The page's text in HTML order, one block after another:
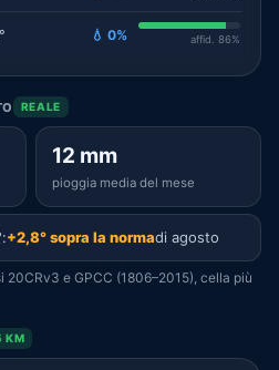
💧 0% affid. 86%
REALE
12 mm
pioggia media del mese
+2,8° sopra la normadi agosto
e GPCC (1806–2015), cella più
KM